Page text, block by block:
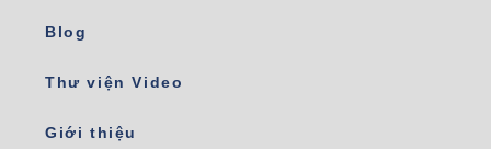
Blog
Thư viện Video
Giới thiệu